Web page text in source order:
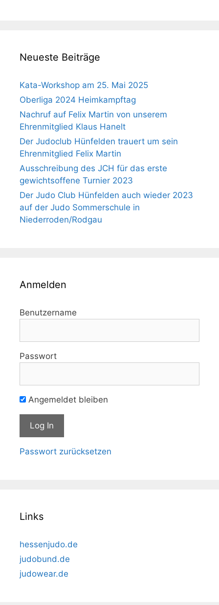
Neueste Beiträge
Kata-Workshop am 25. Mai 2025
Oberliga 2024 Heimkampftag
Nachruf auf Felix Martin von unserem
Ehrenmitglied Klaus Hanelt
Der Judoclub Hünfelden trauert um sein
Ehrenmitglied Felix Martin
Ausschreibung des JCH für das erste
gewichtsoffene Turnier 2023
Der Judo Club Hünfelden auch wieder 2023
auf der Judo Sommerschule in
Niederroden/Rodgau
Anmelden
Benutzername
Passwort
Angemeldet bleiben
Passwort zurücksetzen
Links
hessenjudo.de
judobund.de
judowear.de